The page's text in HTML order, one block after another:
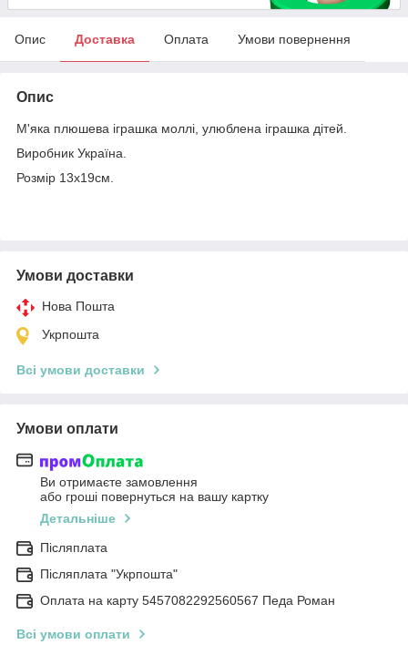
Опис Доставка Оплата Умови повернення
Опис
М'яка плюшева іграшка моллі, улюблена іграшка дітей.
Виробник Україна.
Розмір 13х19см.
Умови доставки
Нова Пошта
Укрпошта
Всі умови доставки
Умови оплати
Ви отримаєте замовлення
або гроші повернуться на вашу картку
Детальніше
Післяплата
Післяплата "Укрпошта"
Оплата на карту 5457082292560567 Педа Роман
Всі умови оплати